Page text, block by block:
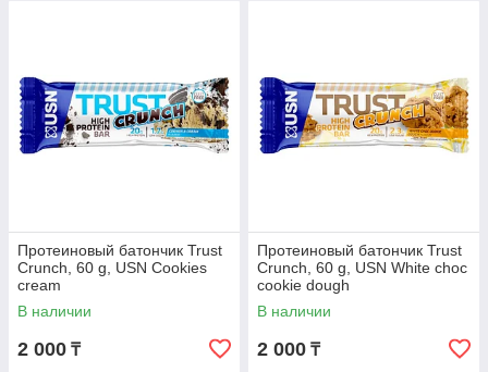
Протеиновый батончик Trust
Crunch, 60 g, USN Cookies
cream
В наличии
2 000 ₸
Протеиновый батончик Trust
Crunch, 60 g, USN White choc
cookie dough
В наличии
2 000 ₸